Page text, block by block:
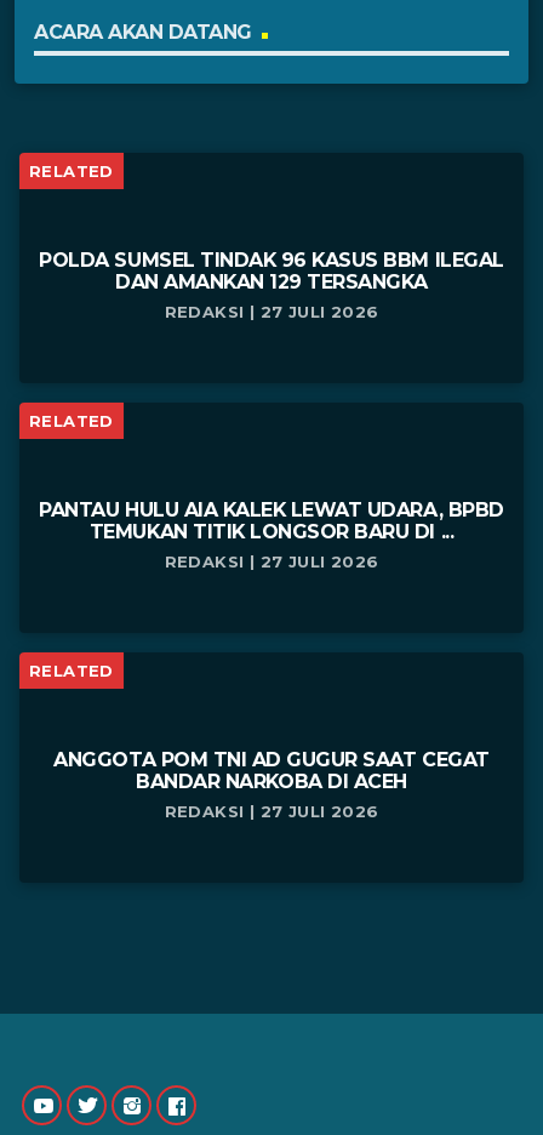
ACARA AKAN DATANG
RELATED
POLDA SUMSEL TINDAK 96 KASUS BBM ILEGAL
DAN AMANKAN 129 TERSANGKA
REDAKSI | 27 JULI 2026
RELATED
PANTAU HULU AIA KALEK LEWAT UDARA, BPBD
TEMUKAN TITIK LONGSOR BARU DI ...
REDAKSI | 27 JULI 2026
RELATED
ANGGOTA POM TNI AD GUGUR SAAT CEGAT
BANDAR NARKOBA DI ACEH
REDAKSI | 27 JULI 2026